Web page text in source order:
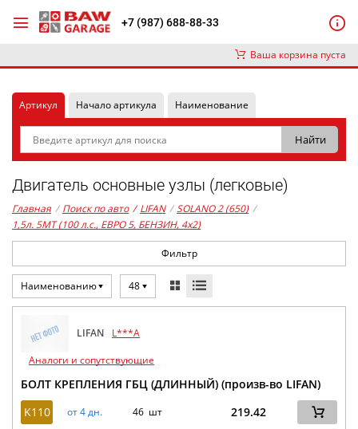
+7 (987) 688-88-33
Ваша корзина пуста
Артикул Начало артикула Наименование
Двигатель основные узлы (легковые)
Главная / Поиск по авто / LIFAN / SOLANO 2 (650) /
1,5л. 5MT (100 л.с., ЕВРО 5, БЕНЗИН, 4x2)
Фильтр
Наименованию 48
LIFAN
L***A
Аналоги и сопутствующие
БОЛТ КРЕПЛЕНИЯ ГБЦ (ДЛИННЫЙ) (произв-во LIFAN)
K110
от 4 дн. 46 шт 219.42